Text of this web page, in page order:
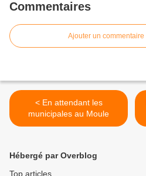
Commentaires
Ajouter un commentaire
< En attendant les
municipales au Moule
Hébergé par Overblog
Top articles